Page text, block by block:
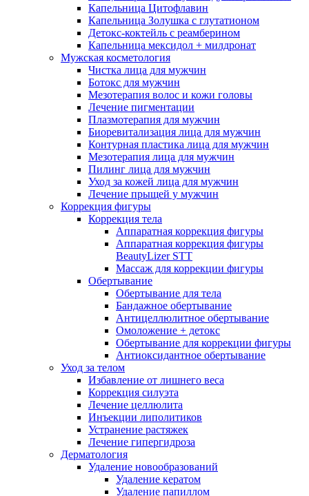
Капельница Цитофлавин
Капельница Золушка с глутатионом
Детокс-коктейль с реамберином
Капельница мексидол + милдронат
Мужская косметология
Чистка лица для мужчин
Ботокс для мужчин
Мезотерапия волос и кожи головы
Лечение пигментации
Плазмотерапия для мужчин
Биоревитализация лица для мужчин
Контурная пластика лица для мужчин
Мезотерапия лица для мужчин
Пилинг лица для мужчин
Уход за кожей лица для мужчин
Лечение прыщей у мужчин
Коррекция фигуры
Коррекция тела
Аппаратная коррекция фигуры
Аппаратная коррекция фигуры
BeautyLizer STT
Массаж для коррекции фигуры
Обертывание
Обертывание для тела
Бандажное обертывание
Антицеллюлитное обертывание
Омоложение + детокс
Обертывание для коррекции фигуры
Антиоксидантное обертывание
Уход за телом
Избавление от лишнего веса
Коррекция силуэта
Лечение целлюлита
Инъекции липолитиков
Устранение растяжек
Лечение гипергидроза
Дерматология
Удаление новообразований
Удаление кератом
Удаление папиллом